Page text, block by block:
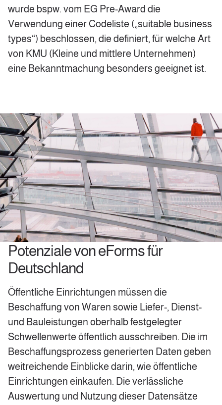
wurde bspw. vom EG Pre-Award die
Verwendung einer Codeliste („suitable business
types“) beschlossen, die definiert, für welche Art
von KMU (Kleine und mittlere Unternehmen)
eine Bekanntmachung besonders geeignet ist.
Potenziale von eForms für
Deutschland
Öffentliche Einrichtungen müssen die
Beschaffung von Waren sowie Liefer-, Dienst-
und Bauleistungen oberhalb festgelegter
Schwellenwerte öffentlich ausschreiben. Die im
Beschaffungsprozess generierten Daten geben
weitreichende Einblicke darin, wie öffentliche
Einrichtungen einkaufen. Die verlässliche
Auswertung und Nutzung dieser Datensätze